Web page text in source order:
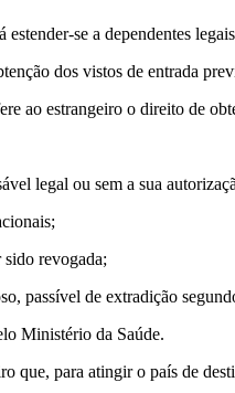
se a dependentes
dos vistos de entrada
ao estrangeiro o direito de
legal ou sem a sua
revogada;
passível de extradição
Ministério da Saúde.
que, para atingir o país de